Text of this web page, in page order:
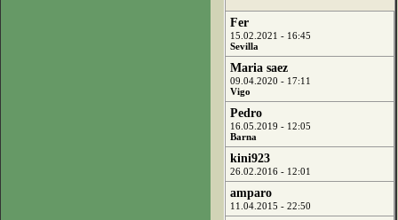
Fer
15.02.2021 - 16:45
Sevilla
Maria saez
09.04.2020 - 17:11
Vigo
Pedro
16.05.2019 - 12:05
Barna
kini923
26.02.2016 - 12:01
amparo
11.04.2015 - 22:50